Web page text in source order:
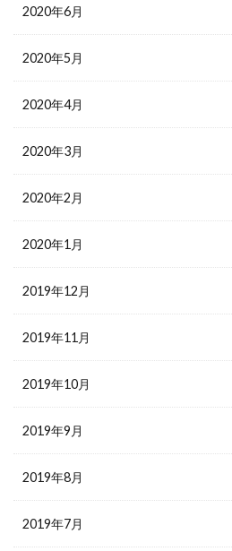
2020年6月
2020年5月
2020年4月
2020年3月
2020年2月
2020年1月
2019年12月
2019年11月
2019年10月
2019年9月
2019年8月
2019年7月